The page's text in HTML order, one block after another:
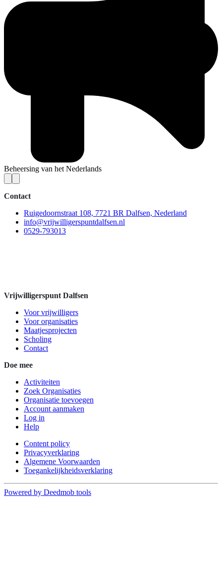
Beheersing van het Nederlands
Contact
Ruigedoornstraat 108, 7721 BR Dalfsen, Nederland
info@vrijwilligerspuntdalfsen.nl
0529-793013
Vrijwilligerspunt Dalfsen
Voor vrijwilligers
Voor organisaties
Maatjesprojecten
Scholing
Contact
Doe mee
Activiteiten
Zoek Organisaties
Organisatie toevoegen
Account aanmaken
Log in
Help
Content policy
Privacyverklaring
Algemene Voorwaarden
Toegankelijkheidsverklaring
Powered by Deedmob tools